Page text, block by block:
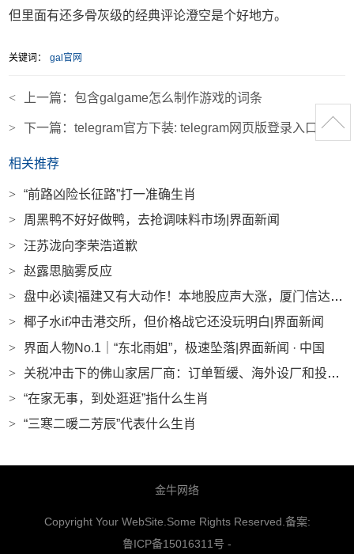
但里面有还多骨灰级的经典评论澄空是个好地方。
关键词： gal官网
< 上一篇：包含galgame怎么制作游戏的词条
> 下一篇：telegram官方下装: telegram网页版登录入口
相关推荐
>
“前路凶险长征路”打一准确生肖
>
周黑鸭不好好做鸭，去抢调味料市场|界面新闻
>
汪苏泷向李荣浩道歉
>
赵露思脑雾反应
>
盘中必读|福建又有大动作！本地股应声大涨，厦门信达、三木集团等多股涨停|界面新闻 · 证券
>
椰子水if冲击港交所，但价格战它还没玩明白|界面新闻
>
界面人物No.1｜“东北雨姐”，极速坠落|界面新闻 · 中国
>
关税冲击下的佛山家居厂商：订单暂缓、海外设厂和投放新市场|界面新闻
>
“在家无事，到处逛逛”指什么生肖
>
“三寒二暖二芳辰”代表什么生肖
金牛网络
Copyright Your WebSite.Some Rights Reserved.备案:
鲁ICP备15016311号 -